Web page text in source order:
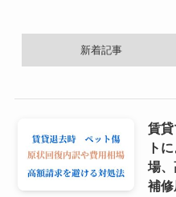
新着記事
賃
ト
場
補